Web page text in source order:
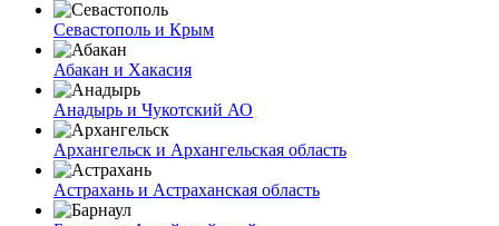
Севастополь и Крым
Абакан и Хакасия
Анадырь и Чукотский АО
Архангельск и Архангельская область
Астрахань и Астраханская область